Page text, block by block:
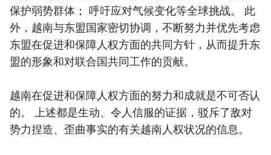
保护弱势群体； 呼吁应对气候变化等全球挑战。 此
外，越南与东盟国家密切协调，不断努力并优先考虑
东盟在促进和保障人权方面的共同方针，从而提升东
盟的形象和对联合国共同工作的贡献。
越南在促进和保障人权方面的努力和成就是不可否认
的。 上述都是生动、令人信服的证据，驳斥了敌对
势力捏造、歪曲事实的有关越南人权状况的信息。